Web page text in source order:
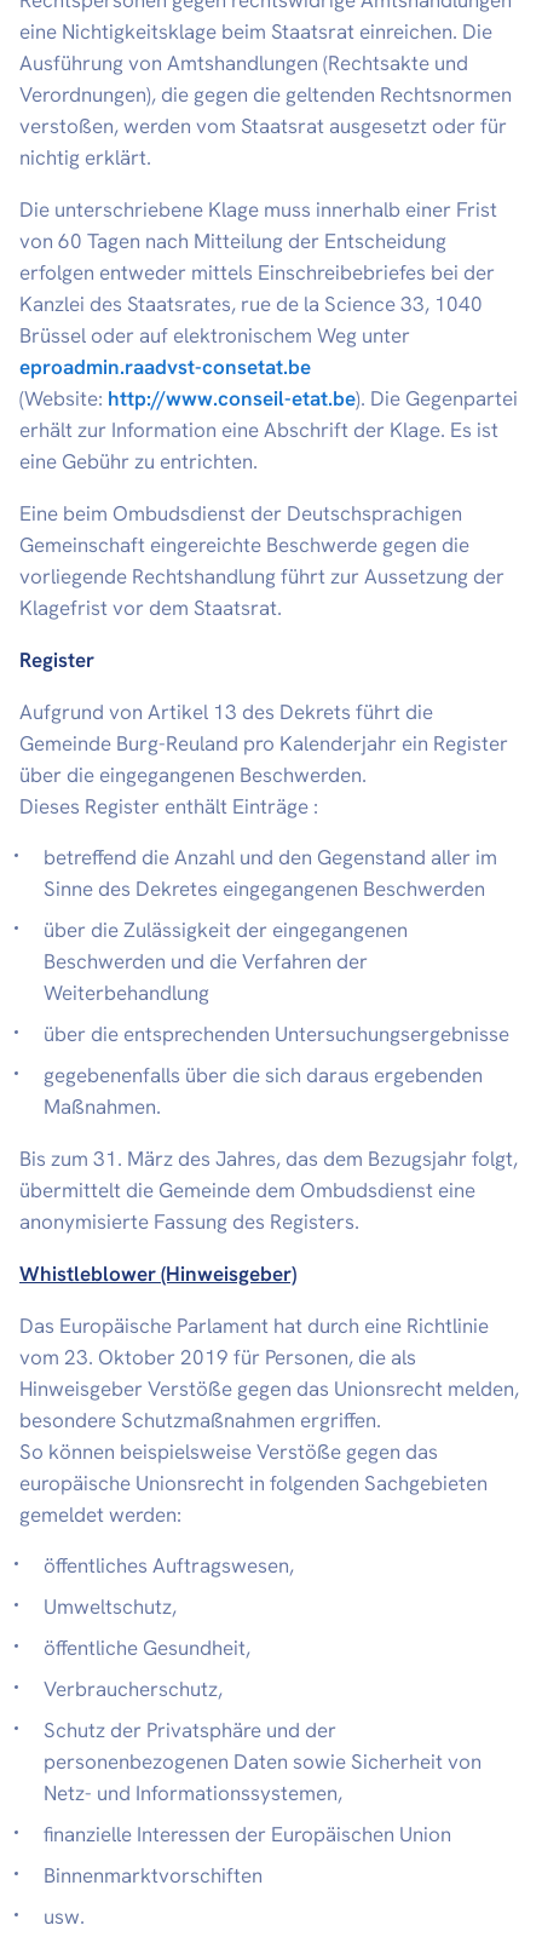
eine Nichtigkeitsklage beim Staatsrat einreichen. Die
Ausführung von Amtshandlungen (Rechtsakte und
Verordnungen), die gegen die geltenden Rechtsnormen
verstoßen, werden vom Staatsrat ausgesetzt oder für
nichtig erklärt.
Die unterschriebene Klage muss innerhalb einer Frist
von 60 Tagen nach Mitteilung der Entscheidung
erfolgen entweder mittels Einschreibebriefes bei der
Kanzlei des Staatsrates, rue de la Science 33, 1040
Brüssel oder auf elektronischem Weg unter
eproadmin.raadvst-consetat.be
(Website: http://www.conseil-etat.be). Die Gegenpartei
erhält zur Information eine Abschrift der Klage. Es ist
eine Gebühr zu entrichten.
Eine beim Ombudsdienst der Deutschsprachigen
Gemeinschaft eingereichte Beschwerde gegen die
vorliegende Rechtshandlung führt zur Aussetzung der
Klagefrist vor dem Staatsrat.
Register
Aufgrund von Artikel 13 des Dekrets führt die
Gemeinde Burg-Reuland pro Kalenderjahr ein Register
über die eingegangenen Beschwerden.
Dieses Register enthält Einträge :
betreffend die Anzahl und den Gegenstand aller im
Sinne des Dekretes eingegangenen Beschwerden
über die Zulässigkeit der eingegangenen
Beschwerden und die Verfahren der
Weiterbehandlung
über die entsprechenden Untersuchungsergebnisse
gegebenenfalls über die sich daraus ergebenden
Maßnahmen.
Bis zum 31. März des Jahres, das dem Bezugsjahr folgt,
übermittelt die Gemeinde dem Ombudsdienst eine
anonymisierte Fassung des Registers.
Whistleblower (Hinweisgeber)
Das Europäische Parlament hat durch eine Richtlinie
vom 23. Oktober 2019 für Personen, die als
Hinweisgeber Verstöße gegen das Unionsrecht melden,
besondere Schutzmaßnahmen ergriffen.
So können beispielsweise Verstöße gegen das
europäische Unionsrecht in folgenden Sachgebieten
gemeldet werden:
öffentliches Auftragswesen,
Umweltschutz,
öffentliche Gesundheit,
Verbraucherschutz,
Schutz der Privatsphäre und der
personenbezogenen Daten sowie Sicherheit von
Netz- und Informationssystemen,
finanzielle Interessen der Europäischen Union
Binnenmarktvorschiften
usw.